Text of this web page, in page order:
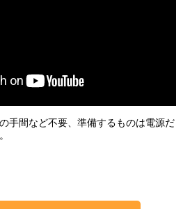
手間など不要、準備するものは電源だ